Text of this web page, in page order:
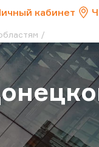
кабинет